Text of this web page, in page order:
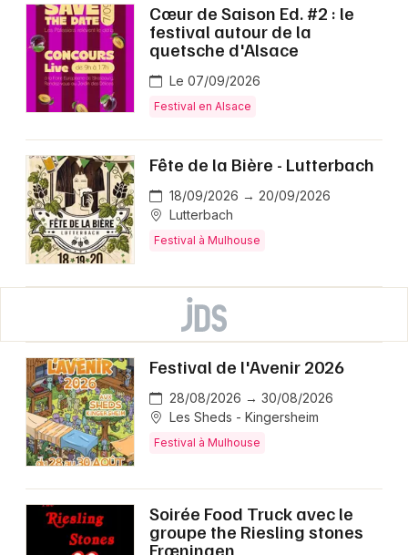
Cœur de Saison Ed. #2 : le
festival autour de la
quetsche d'Alsace
Le 07/09/2026
Festival en Alsace
Fête de la Bière - Lutterbach
18/09/2026 → 20/09/2026
Lutterbach
Festival à Mulhouse
Festival de l'Avenir 2026
28/08/2026 → 30/08/2026
Les Sheds - Kingersheim
Festival à Mulhouse
Soirée Food Truck avec le
groupe the Riesling stones
Frœningen